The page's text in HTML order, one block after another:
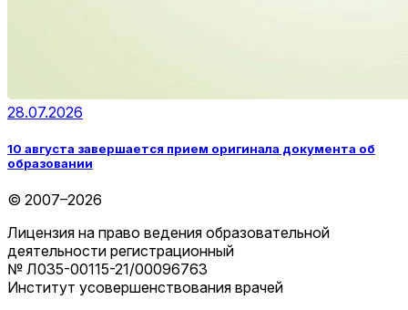
28.07.2026
10 августа завершается прием оригинала документа об
образовании
© 2007–2026
Лицензия на право ведения образовательной
деятельности регистрационный
№ Л035-00115-21/00096763
Институт усовершенствования врачей